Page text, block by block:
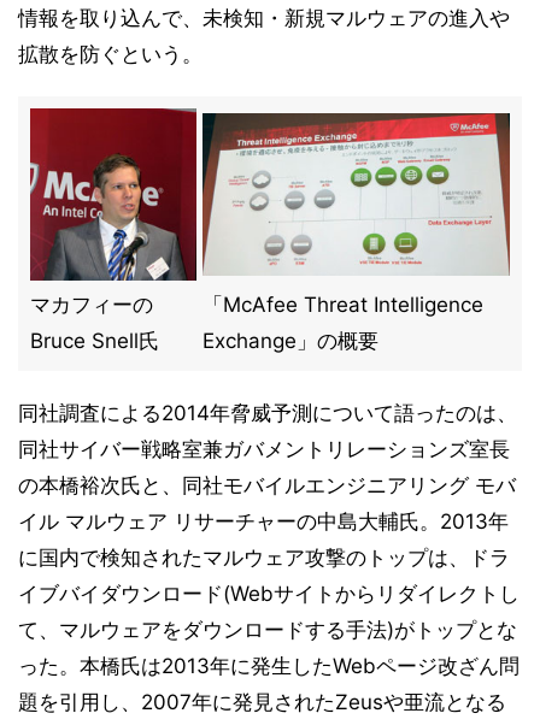
情報を取り込んで、未検知・新規マルウェアの進入や
拡散を防ぐという。
マカフィーの
Bruce Snell氏
「McAfee Threat Intelligence
Exchange」の概要
同社調査による2014年脅威予測について語ったのは、
同社サイバー戦略室兼ガバメントリレーションズ室長
の本橋裕次氏と、同社モバイルエンジニアリング モバ
イル マルウェア リサーチャーの中島大輔氏。2013年
に国内で検知されたマルウェア攻撃のトップは、ドラ
イブバイダウンロード(Webサイトからリダイレクトし
て、マルウェアをダウンロードする手法)がトップとな
った。本橋氏は2013年に発生したWebページ改ざん問
題を引用し、2007年に発見されたZeusや亜流となる